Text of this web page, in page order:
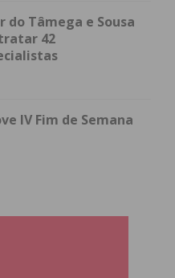
Tâmega e Sousa
42
IV Fim de Semana